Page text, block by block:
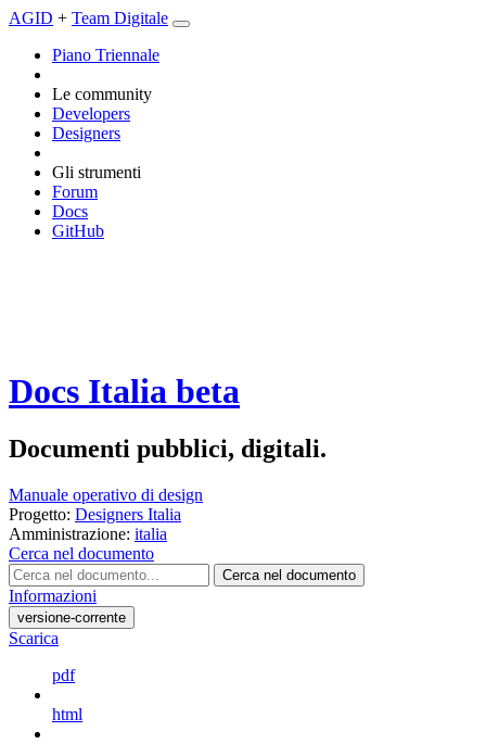
AGID + Team Digitale
Piano Triennale
Le community
Developers
Designers
Gli strumenti
Forum
Docs
GitHub
Docs Italia beta
Documenti pubblici, digitali.
Manuale operativo di design
Progetto: Designers Italia
Amministrazione: italia
Cerca nel documento
Cerca nel documento
Informazioni
versione-corrente
Scarica
pdf
html